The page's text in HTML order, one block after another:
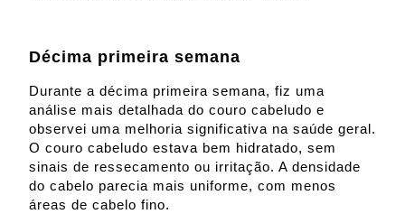
Décima primeira semana
Durante a décima primeira semana, fiz uma
análise mais detalhada do couro cabeludo e
observei uma melhoria significativa na saúde geral.
O couro cabeludo estava bem hidratado, sem
sinais de ressecamento ou irritação. A densidade
do cabelo parecia mais uniforme, com menos
áreas de cabelo fino.